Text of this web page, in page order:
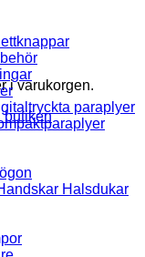
i varukorgen.
butiken
paraplyer
Halsdukar